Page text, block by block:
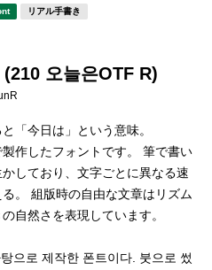
角ゴシック
行書体
勘亭流
デザイン毛筆
リアル手書き
오늘은OTF R)
「今日は」という意味。
作したフォントです。 筆で書い
しており、文字ごとに異なる速
。 組版時の自由な文章はリズム
自然さを表現しています。
으로 제작한 폰트이다. 붓으로 썼